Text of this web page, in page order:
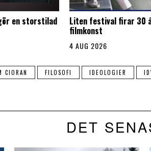
en storstilad Liten festival firar 30
filmkonst
4 AUG 2026
CIORAN FILOSOFI IDEOLOGIER
DET